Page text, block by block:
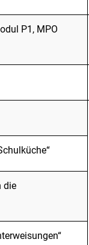
P1, MPO
die